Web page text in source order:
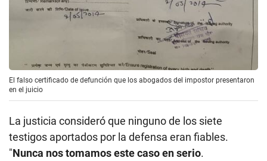
El falso certificado de defunción que los abogados del impostor presentaron
en el juicio
La justicia consideró que ninguno de los siete
testigos aportados por la defensa eran fiables.
"Nunca nos tomamos este caso en serio.